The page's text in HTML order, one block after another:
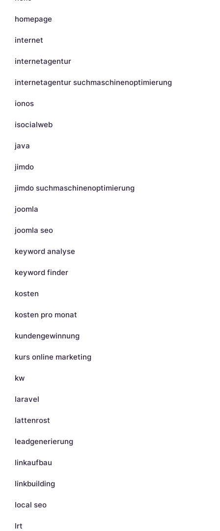
homepage
internet
internetagentur
internetagentur suchmaschinenoptimierung
ionos
isocialweb
java
jimdo
jimdo suchmaschinenoptimierung
joomla
joomla seo
keyword analyse
keyword finder
kosten
kosten pro monat
kundengewinnung
kurs online marketing
kw
laravel
lattenrost
leadgenerierung
linkaufbau
linkbuilding
local seo
lrt